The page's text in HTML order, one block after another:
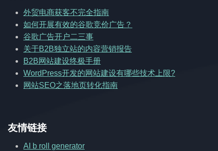
外贸电商获客不完全指南
如何开展有效的谷歌竞价广告？
谷歌广告开户二三事
关于B2B独立站的内容营销报告
B2B网站建设终极手册
WordPress开发的网站建设有哪些技术上限?
网站SEO之落地页转化指南
友情链接
AI b roll generator